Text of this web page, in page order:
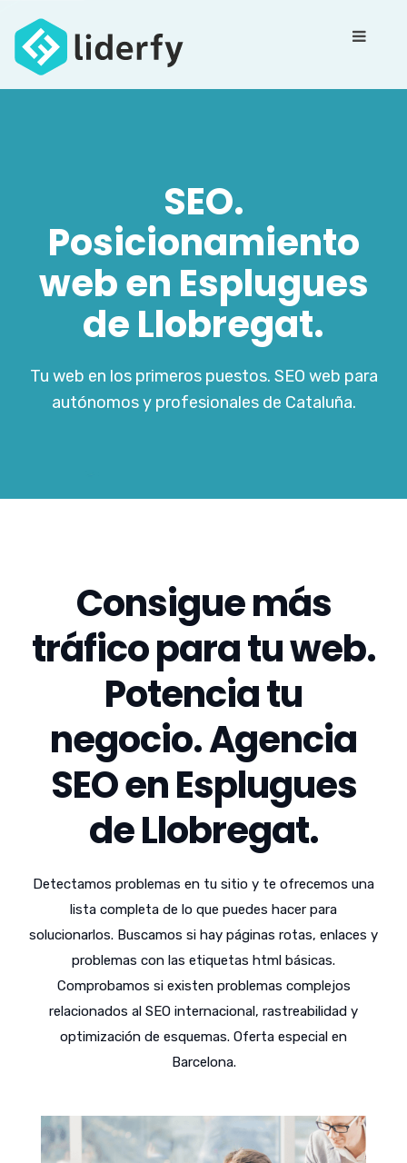
SEO.
Posicionamiento
web en Esplugues
de Llobregat.
Tu web en los primeros puestos. SEO web para
autónomos y profesionales de Cataluña.
Consigue más
tráfico para tu web.
Potencia tu
negocio. Agencia
SEO en Esplugues
de Llobregat.
Detectamos problemas en tu sitio y te ofrecemos una
lista completa de lo que puedes hacer para
solucionarlos. Buscamos si hay páginas rotas, enlaces y
problemas con las etiquetas html básicas.
Comprobamos si existen problemas complejos
relacionados al SEO internacional, rastreabilidad y
optimización de esquemas. Oferta especial en
Barcelona.